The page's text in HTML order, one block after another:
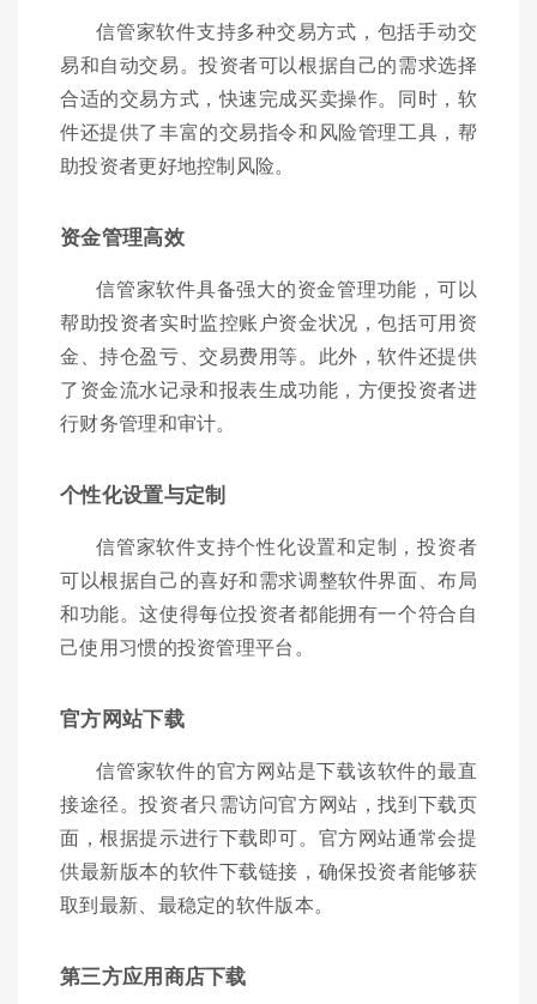
信管家软件支持多种交易方式，包括手动交
易和自动交易。投资者可以根据自己的需求选择
合适的交易方式，快速完成买卖操作。同时，软
件还提供了丰富的交易指令和风险管理工具，帮
助投资者更好地控制风险。
资金管理高效
信管家软件具备强大的资金管理功能，可以
帮助投资者实时监控账户资金状况，包括可用资
金、持仓盈亏、交易费用等。此外，软件还提供
了资金流水记录和报表生成功能，方便投资者进
行财务管理和审计。
个性化设置与定制
信管家软件支持个性化设置和定制，投资者
可以根据自己的喜好和需求调整软件界面、布局
和功能。这使得每位投资者都能拥有一个符合自
己使用习惯的投资管理平台。
官方网站下载
信管家软件的官方网站是下载该软件的最直
接途径。投资者只需访问官方网站，找到下载页
面，根据提示进行下载即可。官方网站通常会提
供最新版本的软件下载链接，确保投资者能够获
取到最新、最稳定的软件版本。
第三方应用商店下载